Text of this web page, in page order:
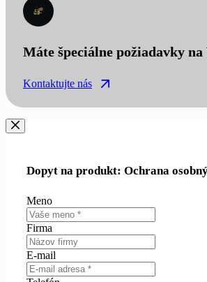
Máte špeciálne požiadavky na
Kontaktujte nás
Dopyt na produkt: Ochrana
Meno
Firma
E-mail